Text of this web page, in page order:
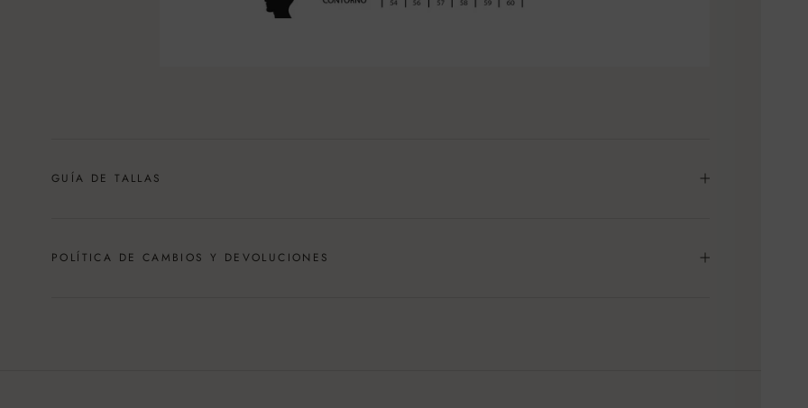
GUÍA DE TALLAS
POLÍTICA DE CAMBIOS Y DEVOLUCIONES